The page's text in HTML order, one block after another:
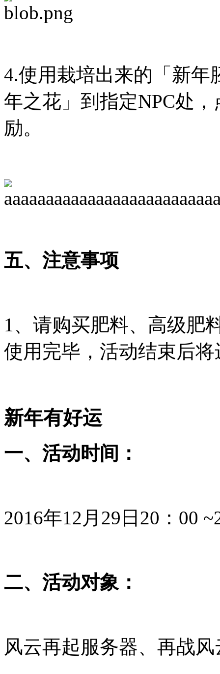
4.使用栽培出来的「新年
年之花」到指定NPC处
励。
五、注意事项
1、请购买肥料、高级肥
使用完毕，活动结束后
新年有好运
一、活动时间：
2016年12月29日20：00
二、活动对象：
风云再起服务器、再战